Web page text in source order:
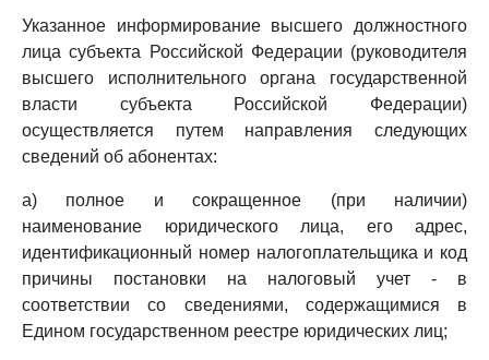
Указанное информирование высшего должностного
лица субъекта Российской Федерации (руководителя
высшего исполнительного органа государственной
власти субъекта Российской Федерации)
осуществляется путем направления следующих
сведений об абонентах:
а) полное и сокращенное (при наличии)
наименование юридического лица, его адрес,
идентификационный номер налогоплательщика и код
причины постановки на налоговый учет - в
соответствии со сведениями, содержащимися в
Едином государственном реестре юридических лиц;